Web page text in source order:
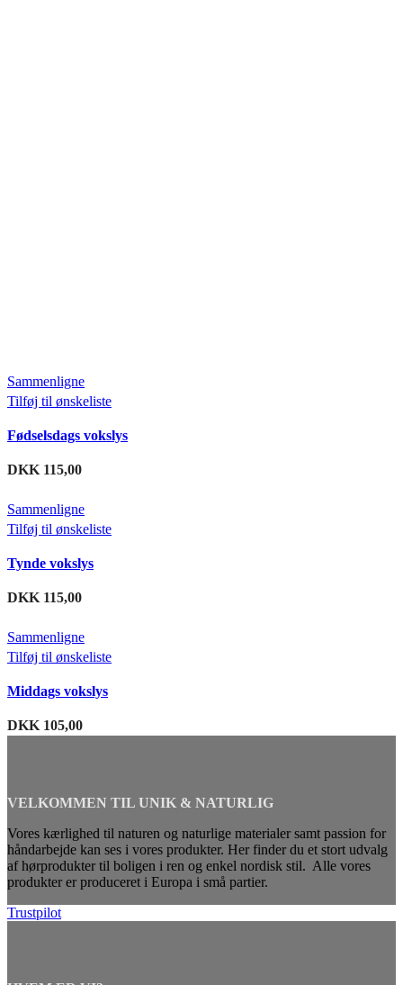
Sammenligne
Tilføj til ønskeliste
Fødselsdags vokslys
DKK 115,00
Sammenligne
Tilføj til ønskeliste
Tynde vokslys
DKK 115,00
Sammenligne
Tilføj til ønskeliste
Middags vokslys
DKK 105,00
VELKOMMEN TIL UNIK & NATURLIG
Vores kærlighed til naturen og naturlige materialer samt passion for
håndarbejde kan ses i vores produkter. Her finder du et stort udvalg
af hørprodukter til boligen i ren og enkel nordisk stil. Alle vores
produkter er produceret i Europa i små partier.
Trustpilot